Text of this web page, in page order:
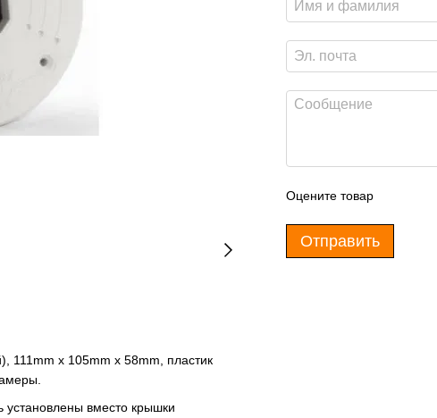
111mm x 105mm x 58mm, пластик
вместо крышки
Оцените товар
Отправить